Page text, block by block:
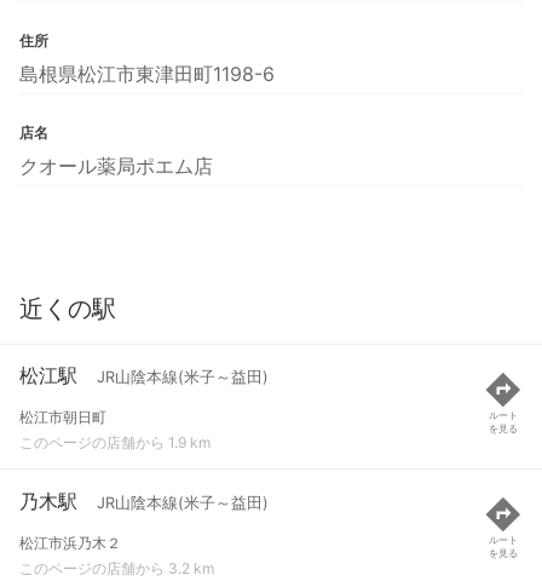
住所
島根県松江市東津田町1198-6
店名
クオール薬局ポエム店
近くの駅
松江駅 JR山陰本線(米子～益田)
松江市朝日町
このページの店舗から 1.9 km
ルート
を見る
乃木駅 JR山陰本線(米子～益田)
松江市浜乃木２
このページの店舗から 3.2 km
ルート
を見る